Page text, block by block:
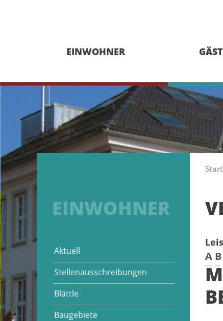
EINWOHNER
EINWOHNER
Aktuell
Stellenausschreibungen
Blättle
Baugebiete
A B